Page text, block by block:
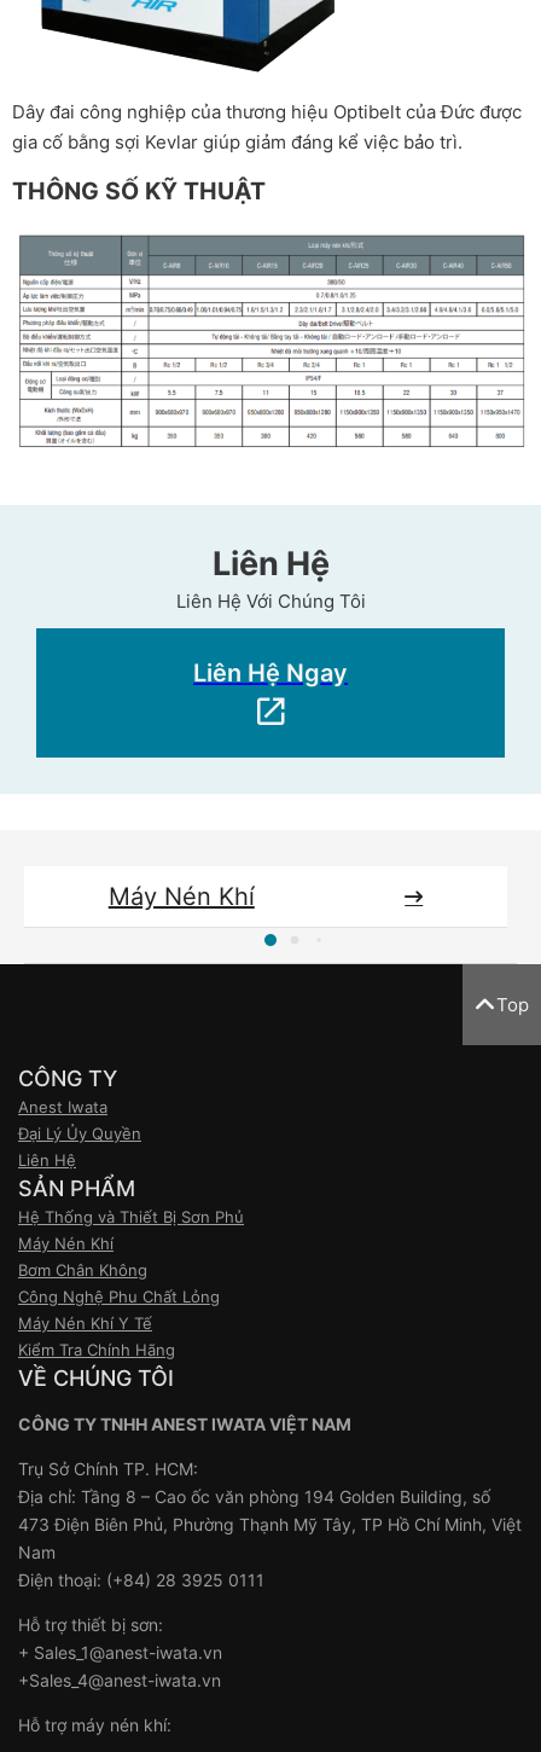
Dây đai công nghiệp của thương hiệu Optibelt của Đức được
gia cố bằng sợi Kevlar giúp giảm đáng kể việc bảo trì.
THÔNG SỐ KỸ THUẬT
Liên Hệ
Liên Hệ Với Chúng Tôi
Liên Hệ Ngay
Máy Nén Khí
Top
CÔNG TY
Anest Iwata
Đại Lý Ủy Quyền
Liên Hệ
SẢN PHẨM
Hệ Thống và Thiết Bị Sơn Phủ
Máy Nén Khí
Bơm Chân Không
Công Nghệ Phu Chất Lỏng
Máy Nén Khí Y Tế
Kiểm Tra Chính Hãng
VỀ CHÚNG TÔI
CÔNG TY TNHH ANEST IWATA VIỆT NAM
Trụ Sở Chính TP. HCM:
Địa chỉ: Tầng 8 – Cao ốc văn phòng 194 Golden Building, số
473 Điện Biên Phủ, Phường Thạnh Mỹ Tây, TP Hồ Chí Minh, Việt
Nam
Điện thoại: (+84) 28 3925 0111
Hỗ trợ thiết bị sơn:
+ Sales_1@anest-iwata.vn
+Sales_4@anest-iwata.vn
Hỗ trợ máy nén khí: